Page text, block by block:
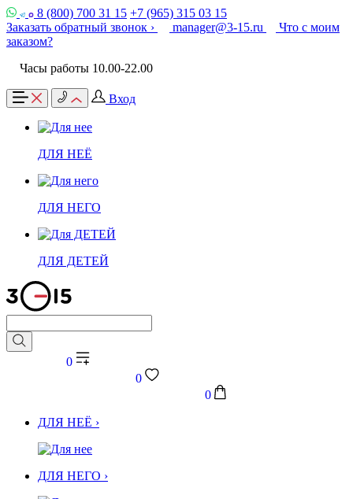
8 (800) 700 31 15 +7 (965) 315 03 15
Заказать обратный звонок ›
manager@3-15.ru
Что с моим
заказом?
Часы работы 10.00-22.00
Вход
ДЛЯ НЕЁ
ДЛЯ НЕГО
ДЛЯ ДЕТЕЙ
0
0
0
ДЛЯ НЕЁ ›
ДЛЯ НЕГО ›